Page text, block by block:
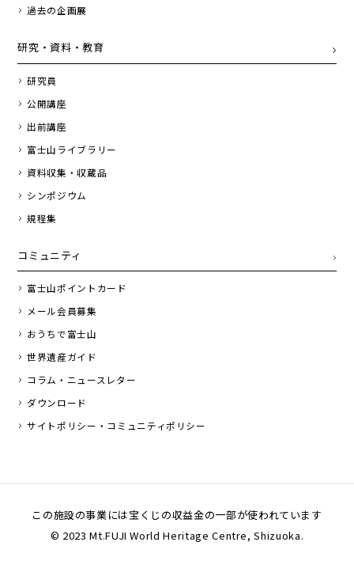
過去の企画展
研究・資料・教育
研究員
公開講座
出前講座
富士山ライブラリー
資料収集・収蔵品
シンポジウム
規程集
コミュニティ
富士山ポイントカード
メール会員募集
おうちで富士山
世界遺産ガイド
コラム・ニュースレター
ダウンロード
サイトポリシー・コミュニティポリシー
この施設の事業には宝くじの収益金の一部が使われています
© 2023 Mt.FUJI World Heritage Centre, Shizuoka.